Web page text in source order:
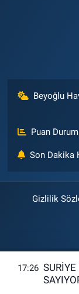
Beyoğlu
Puan
Son Dakika
Gizlilik
17:26